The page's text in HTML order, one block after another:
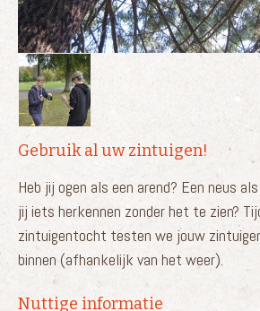
Gebruik al uw zintuigen!
Heb jij ogen als een arend? Een neus
jij iets herkennen zonder het te zien?
zintuigentocht testen we jouw
binnen (afhankelijk van het weer).
Nuttige informatie